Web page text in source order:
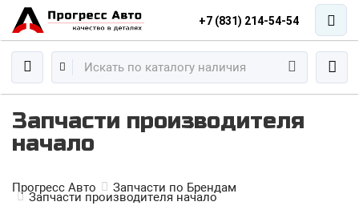
+7 (831) 214-54-54
Запчасти производителя
начало
Прогресс Авто Запчасти по Брендам
Запчасти производителя начало